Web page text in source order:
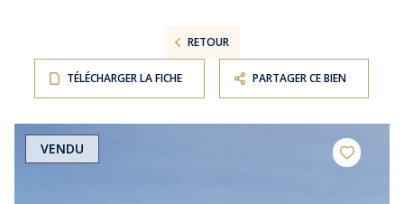
RETOUR
TÉLÉCHARGER LA FICHE PARTAGER CE BIEN
VENDU